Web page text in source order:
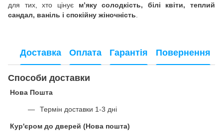
для тих, хто цінує м’яку солодкість, білі квіти, теплий
сандал, ваніль і спокійну жіночність
Доставка Оплата Гарантія Повернення
Способи доставки
Нова Пошта
Термін доставки 1-3 дні
Кур'єром до дверей (Нова пошта)